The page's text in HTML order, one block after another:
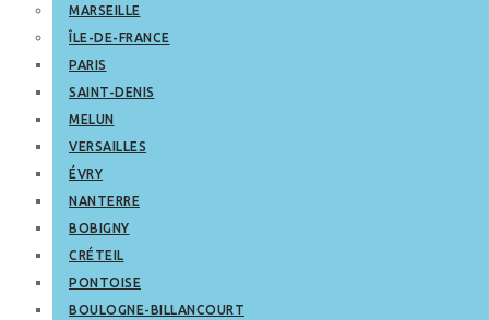
MARSEILLE
ÎLE-DE-FRANCE
PARIS
SAINT-DENIS
MELUN
VERSAILLES
ÉVRY
NANTERRE
BOBIGNY
CRÉTEIL
PONTOISE
BOULOGNE-BILLANCOURT